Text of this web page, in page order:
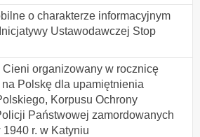
o charakterze informacyjnym
Ustawodawczej Stop
organizowany w rocznicę
Polskę dla upamiętnienia
Korpusu Ochrony
Państwowej zamordowanych
r. w Katyniu